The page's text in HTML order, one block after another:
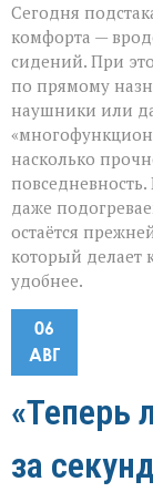
Сегодня
комфорта —
сидений. При
по прямому
наушники или
насколько
даже
остаётся
который делает
удобнее.
06
АВГ
«Теперь
за